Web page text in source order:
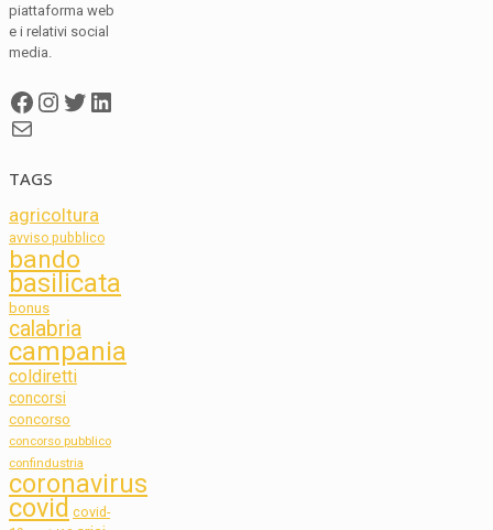
piattaforma web
e i relativi social
media.
Facebook
Instagram
Twitter
LinkedIn
Mail
TAGS
agricoltura
avviso pubblico
bando
basilicata
bonus
calabria
campania
coldiretti
concorsi
concorso
concorso pubblico
confindustria
coronavirus
covid covid-